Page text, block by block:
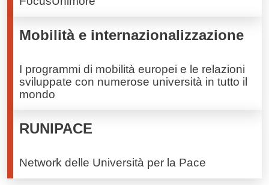
Mobilità e internazionalizzazione
I programmi di mobilità europei e le relazioni
sviluppate con numerose università in tutto il
mondo
RUNIPACE
Network delle Università per la Pace